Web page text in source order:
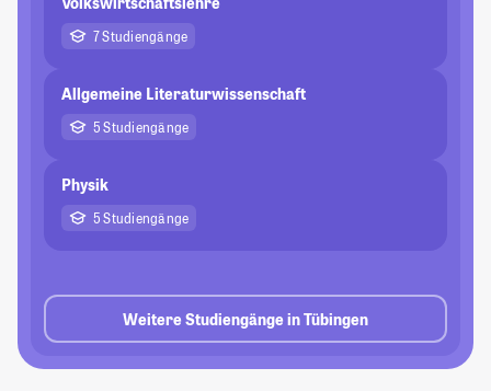
7 Studiengänge
Allgemeine Literaturwissenschaft
5 Studiengänge
Physik
5 Studiengänge
Weitere Studiengänge in Tübingen